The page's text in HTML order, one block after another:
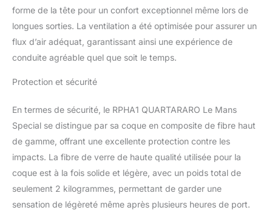
forme de la tête pour un confort exceptionnel même lors de
longues sorties. La ventilation a été optimisée pour assurer un
flux d’air adéquat, garantissant ainsi une expérience de
conduite agréable quel que soit le temps.
Protection et sécurité
En termes de sécurité, le RPHA1 QUARTARARO Le Mans
Special se distingue par sa coque en composite de fibre haut
de gamme, offrant une excellente protection contre les
impacts. La fibre de verre de haute qualité utilisée pour la
coque est à la fois solide et légère, avec un poids total de
seulement 2 kilogrammes, permettant de garder une
sensation de légèreté même après plusieurs heures de port.